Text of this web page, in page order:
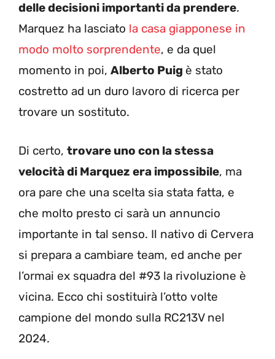
delle decisioni importanti da prendere.
Marquez ha lasciato la casa giapponese in
modo molto sorprendente, e da quel
momento in poi, Alberto Puig è stato
costretto ad un duro lavoro di ricerca per
trovare un sostituto.
Di certo, trovare uno con la stessa
velocità di Marquez era impossibile, ma
ora pare che una scelta sia stata fatta, e
che molto presto ci sarà un annuncio
importante in tal senso. Il nativo di Cervera
si prepara a cambiare team, ed anche per
l’ormai ex squadra del #93 la rivoluzione è
vicina. Ecco chi sostituirà l’otto volte
campione del mondo sulla RC213V nel
2024.